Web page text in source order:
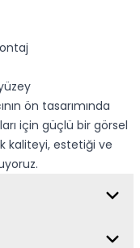
ön tasarımında
için güçlü bir görsel
kaliteyi, estetiği ve